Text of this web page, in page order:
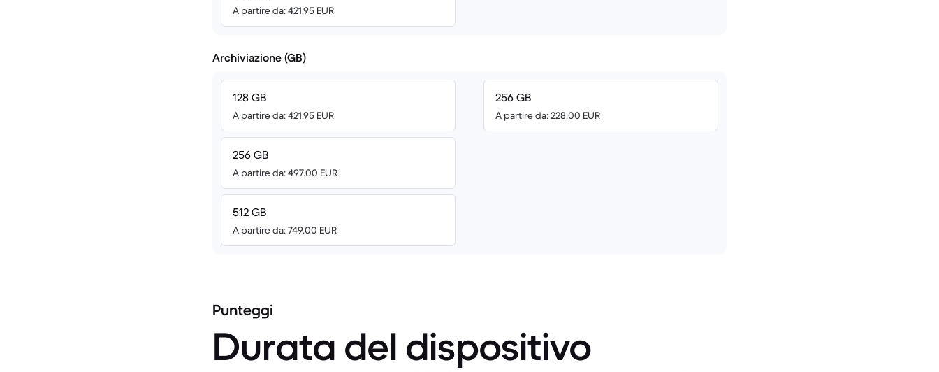
A partire da: 421.95 EUR
Archiviazione (GB)
128 GB
A partire da: 421.95 EUR
256 GB
A partire da: 497.00 EUR
512 GB
A partire da: 749.00 EUR
256 GB
A partire da: 228.00 EUR
Punteggi
Durata del dispositivo